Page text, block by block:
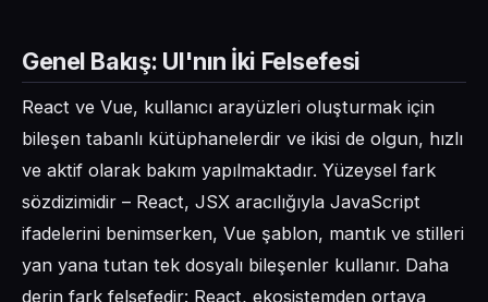
Genel Bakış: UI'nın İki Felsefesi
React ve Vue, kullanıcı arayüzleri oluşturmak için
bileşen tabanlı kütüphanelerdir ve ikisi de olgun, hızlı
ve aktif olarak bakım yapılmaktadır. Yüzeysel fark
sözdizimidir – React, JSX aracılığıyla JavaScript
ifadelerini benimserken, Vue şablon, mantık ve stilleri
yan yana tutan tek dosyalı bileşenler kullanır. Daha
derin fark felsefedir: React, ekosistemden ortaya